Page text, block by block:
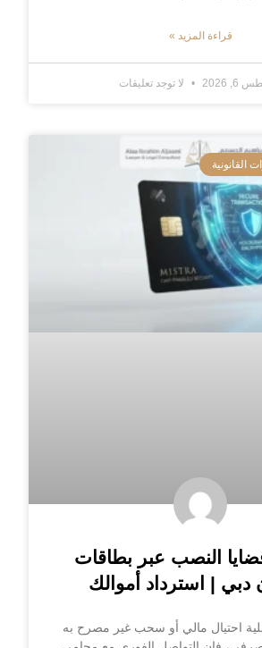
قراءة المزيد »
2026 لا توجد تعليقات
القانونية
النصب عبر بطاقات
دبي | استرداد أموالك
احتيال مالي أو سحب غير مصرح به